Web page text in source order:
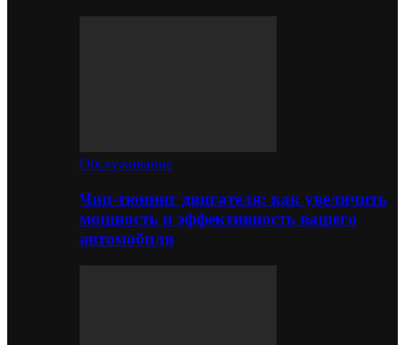
Обслуживание
Чип-тюнинг двигателя: как увеличить
мощность и эффективность вашего
автомобиля